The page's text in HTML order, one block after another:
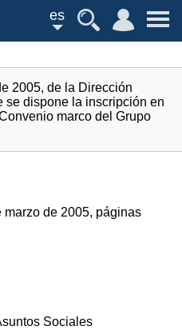
es
2005, de la Dirección
se dispone la inscripción en
marco del Grupo
marzo de 2005, páginas
Sociales